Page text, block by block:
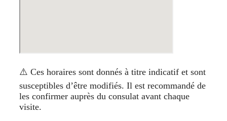
⚠️ Ces horaires sont donnés à titre indicatif et sont
susceptibles d’être modifiés. Il est recommandé de
les confirmer auprès du consulat avant chaque
visite.